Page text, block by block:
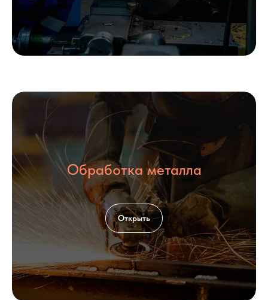
Обработка металла
Открыть